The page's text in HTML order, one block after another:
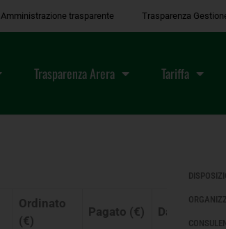
Amministrazione trasparente Trasparenza
Trasparenza Arera Tariffa
Ordinato
(€)
Pagato (€) Data Inizio